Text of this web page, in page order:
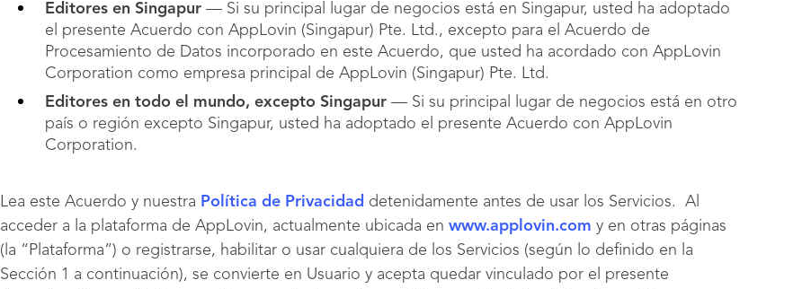
Editores en Singapur — Si su principal lugar de negocios está en Singapur, usted ha adoptado
el presente Acuerdo con AppLovin (Singapur) Pte. Ltd., excepto para el Acuerdo de
Procesamiento de Datos incorporado en este Acuerdo, que usted ha acordado con AppLovin
Corporation como empresa principal de AppLovin (Singapur) Pte. Ltd.
Editores en todo el mundo, excepto Singapur — Si su principal lugar de negocios está en otro
país o región excepto Singapur, usted ha adoptado el presente Acuerdo con AppLovin
Corporation.
Lea este Acuerdo y nuestra Política de Privacidad detenidamente antes de usar los Servicios. Al
acceder a la plataforma de AppLovin, actualmente ubicada en www.applovin.com y en otras páginas
(la “Plataforma”) o registrarse, habilitar o usar cualquiera de los Servicios (según lo definido en la
Sección 1 a continuación), se convierte en Usuario y acepta quedar vinculado por el presente